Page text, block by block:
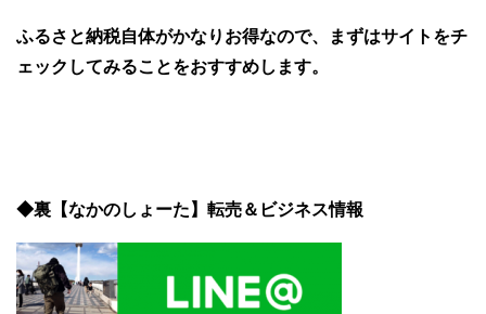
ふるさと納税自体がかなりお得なので、まずはサイトをチ
ェックしてみることをおすすめします。
◆裏【なかのしょーた】転売＆ビジネス情報